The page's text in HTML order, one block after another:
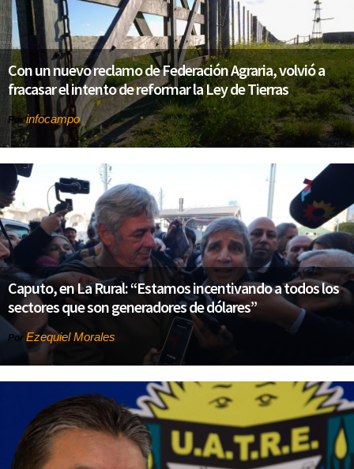
Con un nuevo reclamo de Federación Agraria, volvió a
fracasar el intento de reformar la Ley de Tierras
Porinfocampo
Caputo, en La Rural: “Estamos incentivando a todos los
sectores que son generadores de dólares”
Por Ezequiel Morales